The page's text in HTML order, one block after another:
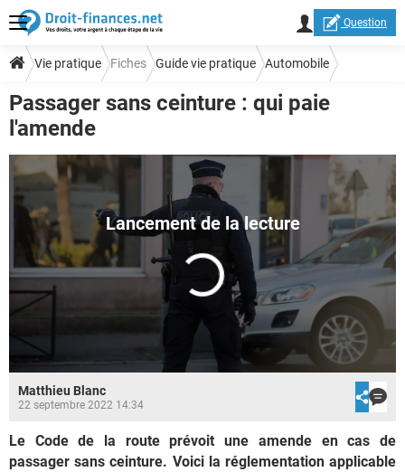
Question
Vie pratique Fiches Guide vie pratique Automobile
Infractions et amendes
Passager sans ceinture : qui paie
l'amende
Matthieu Blanc
22 septembre 2022 14:34
Le Code de la route prévoit une amende en cas de
passager sans ceinture. Voici la réglementation applicable